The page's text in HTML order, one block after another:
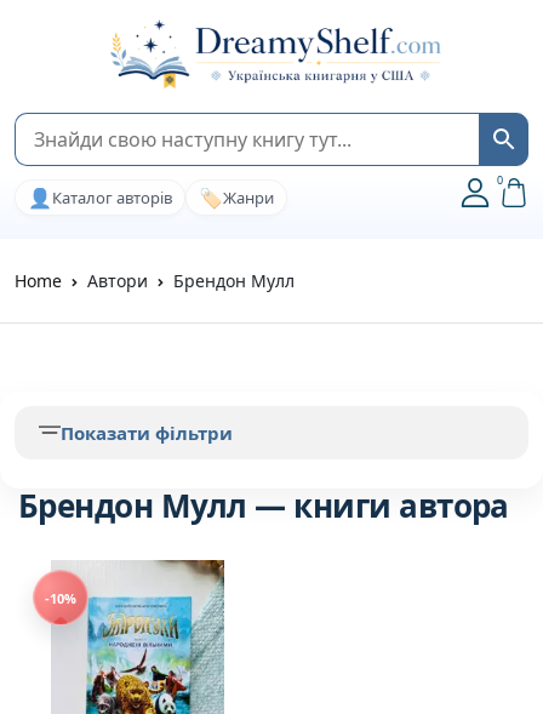
👤 Каталог авторів 🏷️Жанри
0
Home Автори Брендон Мулл
Брендон Мулл — книги автора
-10%
Показати фільтри